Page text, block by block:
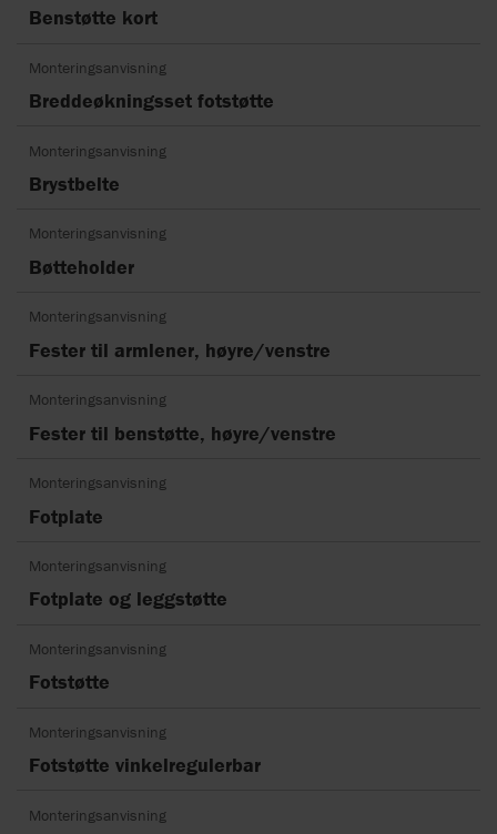
Benstøtte kort
Monteringsanvisning
Breddeøkningsset fotstøtte
Monteringsanvisning
Brystbelte
Monteringsanvisning
Bøtteholder
Monteringsanvisning
Fester til armlener, høyre/venstre
Monteringsanvisning
Fester til benstøtte, høyre/venstre
Monteringsanvisning
Fotplate
Monteringsanvisning
Fotplate og leggstøtte
Monteringsanvisning
Fotstøtte
Monteringsanvisning
Fotstøtte vinkelregulerbar
Monteringsanvisning